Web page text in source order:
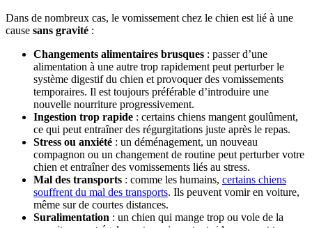
Dans de nombreux cas, le vomissement chez le chien est lié à une
cause sans gravité :
Changements alimentaires brusques : passer d’une
alimentation à une autre trop rapidement peut perturber le
système digestif du chien et provoquer des vomissements
temporaires. Il est toujours préférable d’introduire une
nouvelle nourriture progressivement.
Ingestion trop rapide : certains chiens mangent goulûment,
ce qui peut entraîner des régurgitations juste après le repas.
Stress ou anxiété : un déménagement, un nouveau
compagnon ou un changement de routine peut perturber votre
chien et entraîner des vomissements liés au stress.
Mal des transports : comme les humains, certains chiens
souffrent du mal des transports. Ils peuvent vomir en voiture,
même sur de courtes distances.
Suralimentation : un chien qui mange trop ou vole de la